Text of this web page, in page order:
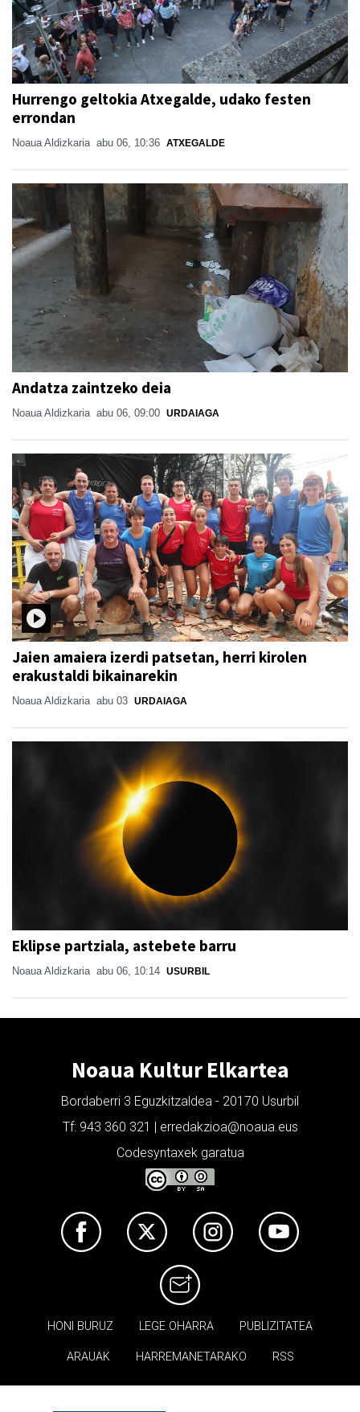
Hurrengo geltokia Atxegalde, udako festen
errondan
Noaua Aldizkaria abu 06, 10:36 ATXEGALDE
Andatza zaintzeko deia
Noaua Aldizkaria abu 06, 09:00 URDAIAGA
Jaien amaiera izerdi patsetan, herri kirolen
erakustaldi bikainarekin
Noaua Aldizkaria abu 03 URDAIAGA
Eklipse partziala, astebete barru
Noaua Aldizkaria abu 06, 10:14 USURBIL
Noaua Kultur Elkartea
Bordaberri 3 Eguzkitzaldea - 20170 Usurbil
Tf: 943 360 321 | erredakzioa@noaua.eus
Codesyntaxek garatua
HONI BURUZ LEGE OHARRA PUBLIZITATEA
ARAUAK HARREMANETARAKO RSS